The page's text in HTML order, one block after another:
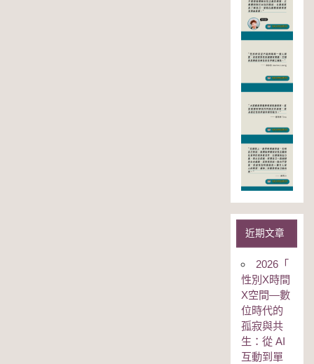
近期文章
2026「
性別Χ時間
Χ空間—數
位時代的
孤寂與共
生：從 AI
互動到單